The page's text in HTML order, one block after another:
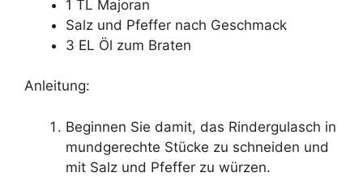
1 TL Majoran
Salz und Pfeffer nach Geschmack
3 EL Öl zum Braten
Anleitung:
Beginnen Sie damit, das Rindergulasch in
mundgerechte Stücke zu schneiden und
mit Salz und Pfeffer zu würzen.